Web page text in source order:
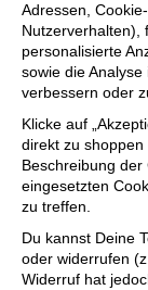
Adressen,
Nutzerverhalten),
personalisierte
sowie die
verbessern oder
Klicke auf
direkt zu shoppen
Beschreibung
eingesetzten
zu treffen.
Du kannst Deine
oder widerrufen
Widerruf hat